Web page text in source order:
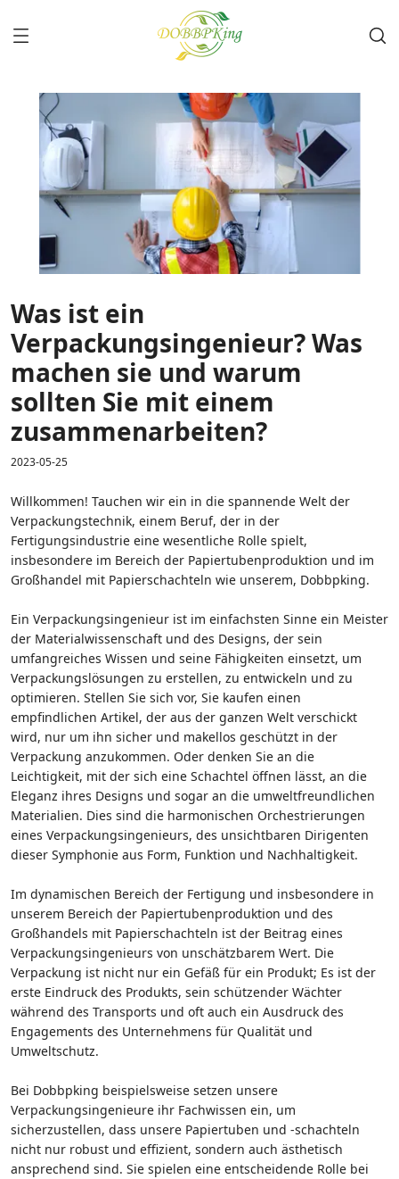
Was ist ein
Verpackungsingenieur? Was
machen sie und warum
sollten Sie mit einem
zusammenarbeiten?
2023-05-25
Willkommen! Tauchen wir ein in die spannende Welt der
Verpackungstechnik, einem Beruf, der in der
Fertigungsindustrie eine wesentliche Rolle spielt,
insbesondere im Bereich der Papiertubenproduktion und im
Großhandel mit Papierschachteln wie unserem, Dobbpking.
Ein Verpackungsingenieur ist im einfachsten Sinne ein Meister
der Materialwissenschaft und des Designs, der sein
umfangreiches Wissen und seine Fähigkeiten einsetzt, um
Verpackungslösungen zu erstellen, zu entwickeln und zu
optimieren. Stellen Sie sich vor, Sie kaufen einen
empfindlichen Artikel, der aus der ganzen Welt verschickt
wird, nur um ihn sicher und makellos geschützt in der
Verpackung anzukommen. Oder denken Sie an die
Leichtigkeit, mit der sich eine Schachtel öffnen lässt, an die
Eleganz ihres Designs und sogar an die umweltfreundlichen
Materialien. Dies sind die harmonischen Orchestrierungen
eines Verpackungsingenieurs, des unsichtbaren Dirigenten
dieser Symphonie aus Form, Funktion und Nachhaltigkeit.
Im dynamischen Bereich der Fertigung und insbesondere in
unserem Bereich der Papiertubenproduktion und des
Großhandels mit Papierschachteln ist der Beitrag eines
Verpackungsingenieurs von unschätzbarem Wert. Die
Verpackung ist nicht nur ein Gefäß für ein Produkt; Es ist der
erste Eindruck des Produkts, sein schützender Wächter
während des Transports und oft auch ein Ausdruck des
Engagements des Unternehmens für Qualität und
Umweltschutz.
Bei Dobbpking beispielsweise setzen unsere
Verpackungsingenieure ihr Fachwissen ein, um
sicherzustellen, dass unsere Papiertuben und -schachteln
nicht nur robust und effizient, sondern auch ästhetisch
ansprechend sind. Sie spielen eine entscheidende Rolle bei